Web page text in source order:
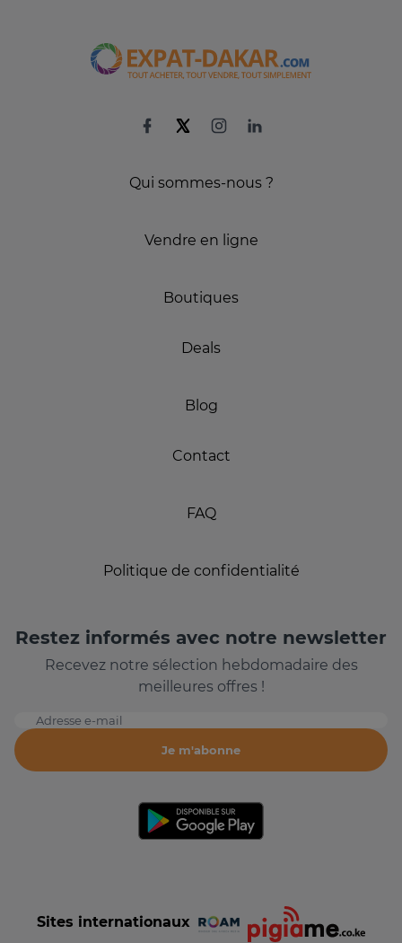
Qui sommes-nous ?
Vendre en ligne
Boutiques
Deals
Blog
Contact
FAQ
Politique de confidentialité
Restez informés avec notre newsletter
Recevez notre sélection hebdomadaire des
meilleures offres !
Adresse e-mail
Je m'abonne
Sites internationaux